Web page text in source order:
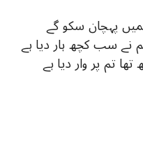
پہچان سکو گے
نے سب کچھ ہار دیا ہے
تم پر وار دیا ہے